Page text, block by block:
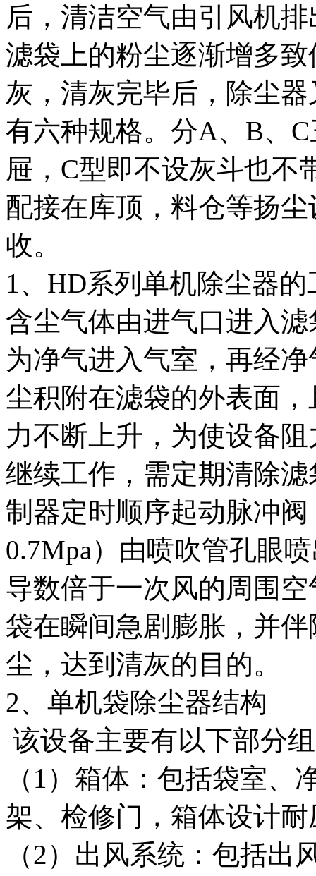
后，清洁空气由引风机
滤袋上的粉尘逐渐增多
灰，清灰完毕后，除尘
有六种规格。分A、B、
屉，C型即不设灰斗也不
配接在库顶，料仓等扬
收。
1、HD系列单机除尘器的
含尘气体由进气口进入
为净气进入气室，再经
尘积附在滤袋的外表面
力不断上升，为使设备
继续工作，需定期清除
制器定时顺序起动脉冲
0.7Mpa）由喷吹管孔眼
导数倍于一次风的周围
袋在瞬间急剧膨胀，并
尘，达到清灰的目的。
2、单机袋除尘器结构
该设备主要有以下部分
（1）箱体：包括袋室
架、检修门，箱体设计耐
（2）出风系统：包括出